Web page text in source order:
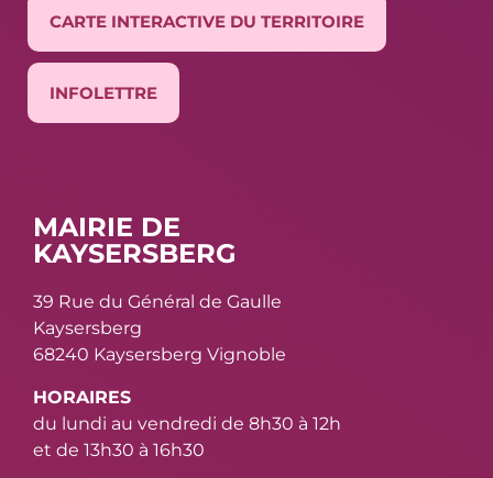
CARTE INTERACTIVE DU TERRITOIRE
INFOLETTRE
MAIRIE DE
KAYSERSBERG
39 Rue du Général de Gaulle
Kaysersberg
68240 Kaysersberg Vignoble
HORAIRES
du lundi au vendredi de 8h30 à 12h
et de 13h30 à 16h30